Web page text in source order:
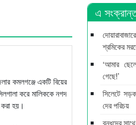
কমলগঞ্জে একটি বিয়ের
করে মালিককে নগদ
হয়।
এ
শ্রমিকের
‘আমার
গেছে!’
সিলেটে
দের পরিচয়